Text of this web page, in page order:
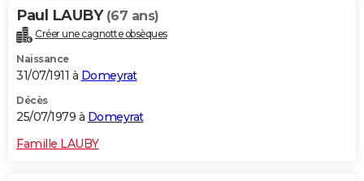
Paul LAUBY (67 ans)
Créer une cagnotte obsèques
Naissance
31/07/1911 à Domeyrat
Décès
25/07/1979 à Domeyrat
Famille LAUBY